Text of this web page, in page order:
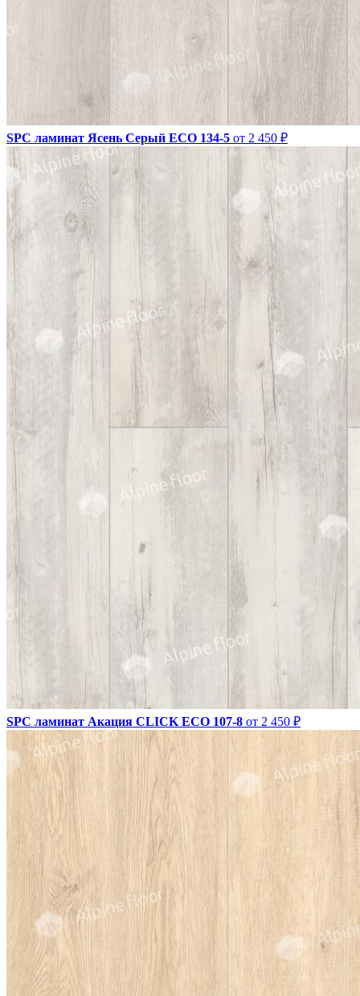
SPC ламинат Ясень Серый ECO 134-5 от 2 450 ₽
SPC ламинат Акация CLICK ЕСО 107-8 от 2 450 ₽